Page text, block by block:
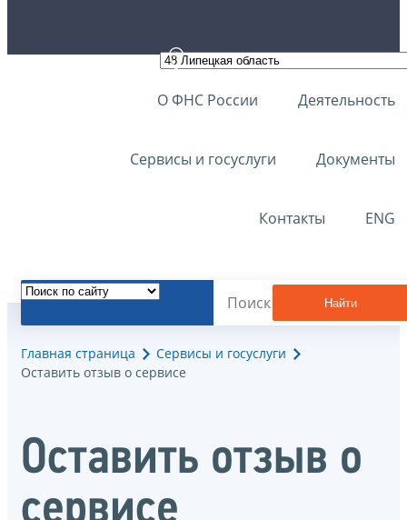
О ФНС России Деятельность
Сервисы и госуслуги Документы
Контакты ENG
Найти
Главная страница
Сервисы и госуслуги
Оставить отзыв о сервисе
Оставить отзыв о